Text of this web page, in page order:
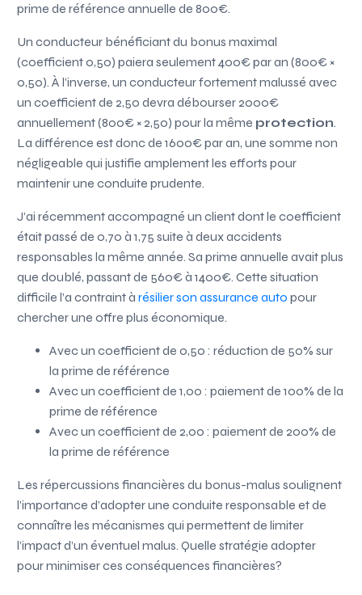
prime de référence annuelle de 800€.
Un conducteur bénéficiant du bonus maximal
(coefficient 0,50) paiera seulement 400€ par an (800€ ×
0,50). À l’inverse, un conducteur fortement malussé avec
un coefficient de 2,50 devra débourser 2000€
annuellement (800€ × 2,50) pour la même protection.
La différence est donc de 1600€ par an, une somme non
négligeable qui justifie amplement les efforts pour
maintenir une conduite prudente.
J’ai récemment accompagné un client dont le coefficient
était passé de 0,70 à 1,75 suite à deux accidents
responsables la même année. Sa prime annuelle avait plus
que doublé, passant de 560€ à 1400€. Cette situation
difficile l’a contraint àrésilier son assurance auto pour
chercher une offre plus économique.
Avec un coefficient de 0,50 : réduction de 50% sur
la prime de référence
Avec un coefficient de 1,00 : paiement de 100% de la
prime de référence
Avec un coefficient de 2,00 : paiement de 200% de
la prime de référence
Les répercussions financières du bonus-malus soulignent
l’importance d’adopter une conduite responsable et de
connaître les mécanismes qui permettent de limiter
l’impact d’un éventuel malus. Quelle stratégie adopter
pour minimiser ces conséquences financières?